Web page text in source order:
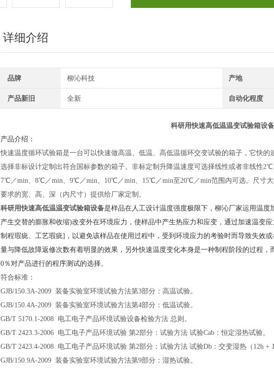
详细介绍
品牌 柳沁科技 产地
产品新旧 全新 自动化程度
科研用快速高低温温变试验箱设备
产品介绍：
快速温度循环试验箱是一台可以快速做高温、低温、高低温循环交变试验的箱子，它快的
选择非标设计定制出符合国标参数的箱子。非标定制升降温速度可选择线性或者非线性
7℃／min、8℃／min、9℃／min、10℃／min、15℃／min至20℃／min范围内可选。尺寸
要求的宽、高、深（内尺寸）提供给厂家定制。
科研用快速高低温温变试验箱设备是样品在人工设计温度强度极限下，柳沁厂家运用温度
产生交替的膨胀和收缩)改变外在环境应力，使样品中产生热应力和应变，通过加速温变
制程瑕疵、工艺瑕疵]，以避免该样品在使用过程中，受到环境应力的考验时而导致失效
量与降低故障返修次数有着明显的效果，另外快速温度变化本身是一种制程阶段的过程
0％对产品进行的程序测试的选择。
符合标准：
GJB/150.3A-2009 装备实验室环境试验方法第3部分：高温试验。
GJB/150.4A-2009 装备实验室环境试验方法第4部分：低温试验。
GB/T 5170.1-2008 电工电子产品环境试验设备检验方法 总则 。
GB/T 2423.3-2006 电工电子产品环境试验 第2部分：试验方法 试验Cab：恒定湿热试验。
GB/T 2423.4-2008 电工电子产品环境试验 第2部分：试验方法 试验Db：交变湿热（12h +
GJB/150.9A-2009 装备实验室环境试验方法第9部分：湿热试验。